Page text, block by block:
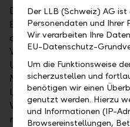
Der neue Markenauftritt
Excellent Brands
ausgezeichnet. Er
Wachstumsstrategie und
Universalbank sowie als
Mit dem Entscheid, die
Landesbank auf LLB zu
Voraussetzungen für
modernen Markenauftritt
Der LLB (Schweiz) AG
Personendaten und Ihrer
Wir verarbeiten Ihre
EU-Datenschutz-
Um die Funktionsweise
sicherzustellen und
benötigen wir einen
genutzt werden. Hierzu
und Informationen (IP-
Browsereinstellungen,